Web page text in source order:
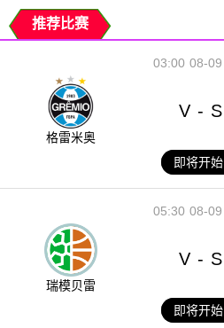
推荐比赛
08-09
03:00
格雷米奥
V - S
即将开始
08-09
05:30
瑞模贝雷
V - S
即将开始